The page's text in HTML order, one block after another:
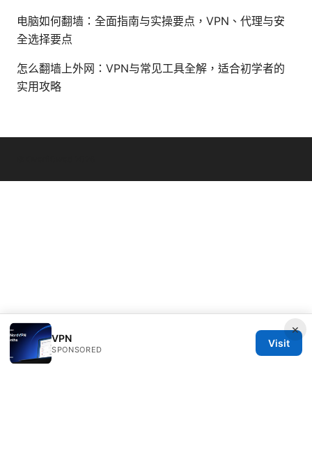
电脑如何翻墙：全面指南与实操要点，VPN、代理与安
全选择要点
怎么翻墙上外网：VPN与常见工具全解，适合初学者的
实用攻略
×
VPN
SPONSORED
Visit